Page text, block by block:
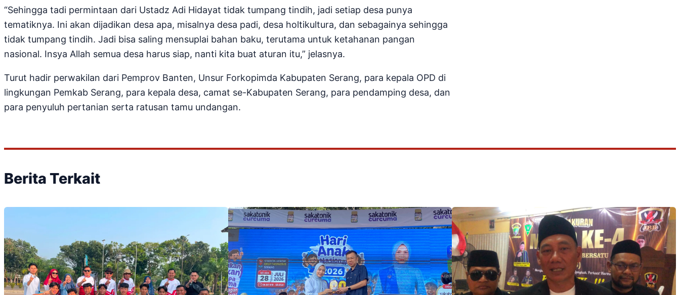
“Sehingga tadi permintaan dari Ustadz Adi Hidayat tidak tumpang tindih, jadi setiap desa punya
tematiknya. Ini akan dijadikan desa apa, misalnya desa padi, desa holtikultura, dan sebagainya sehingga
tidak tumpang tindih. Jadi bisa saling mensuplai bahan baku, terutama untuk ketahanan pangan
nasional. Insya Allah semua desa harus siap, nanti kita buat aturan itu,” jelasnya.
Turut hadir perwakilan dari Pemprov Banten, Unsur Forkopimda Kabupaten Serang, para kepala OPD di
lingkungan Pemkab Serang, para kepala desa, camat se-Kabupaten Serang, para pendamping desa, dan
para penyuluh pertanian serta ratusan tamu undangan.
Berita Terkait